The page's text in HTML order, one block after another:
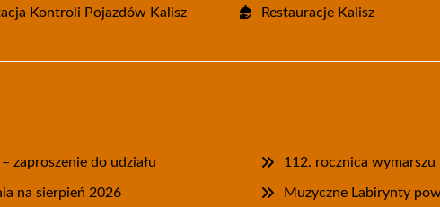
Kontroli Pojazdów Kalisz Restauracje Kalisz
zaproszenie do udziału 112. rocznica
na sierpień 2026 Muzyczne Labirynty